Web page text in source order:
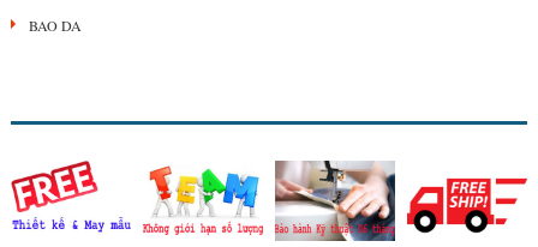
BAO DA